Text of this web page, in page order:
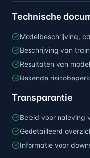
Technische
Modelbeschrijving,
Beschrijving van
Resultaten van
Bekende
Transparantie
Beleid voor naleving
Gedetailleerd
Informatie voor